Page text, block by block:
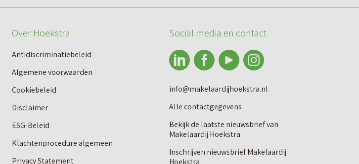
Over Hoekstra
Antidiscriminatiebeleid
Algemene voorwaarden
Cookiebeleid
Disclaimer
ESG-Beleid
Klachtenprocedure algemeen
Privacy Statement
Social media en contact
info@makelaardijhoekstra.nl
Alle contactgegevens
Bekijk de laatste nieuwsbrief van
Makelaardij Hoekstra
Inschrijven nieuwsbrief Makelaardij
Hoekstra